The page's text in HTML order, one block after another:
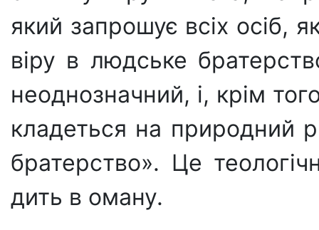
який запрошує всіх осіб,
віру в людське
неодно­значний, і, крім
кладеться на природний
братерство». Це
дить в оману.